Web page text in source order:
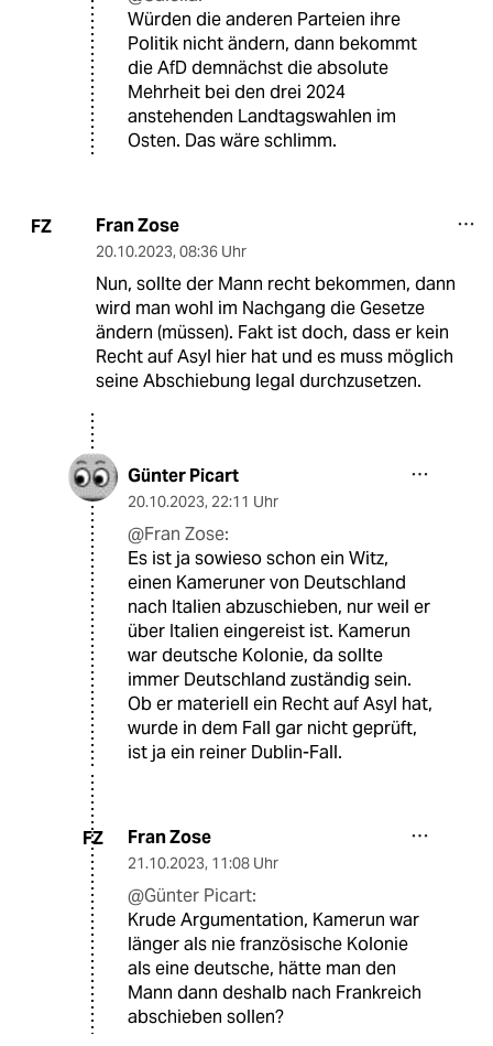
Würden die anderen Parteien ihre
Politik nicht ändern, dann bekommt
die AfD demnächst die absolute
Mehrheit bei den drei 2024
anstehenden Landtagswahlen im
Osten. Das wäre schlimm.
FZ Fran Zose
20.10.2023, 08:36 Uhr
Nun, sollte der Mann recht bekommen, dann
wird man wohl im Nachgang die Gesetze
ändern (müssen). Fakt ist doch, dass er kein
Recht auf Asyl hier hat und es muss möglich
seine Abschiebung legal durchzusetzen.
Günter Picart
20.10.2023, 22:11 Uhr
@Fran Zose:
Es ist ja sowieso schon ein Witz,
einen Kameruner von Deutschland
nach Italien abzuschieben, nur weil er
über Italien eingereist ist. Kamerun
war deutsche Kolonie, da sollte
immer Deutschland zuständig sein.
Ob er materiell ein Recht auf Asyl hat,
wurde in dem Fall gar nicht geprüft,
ist ja ein reiner Dublin-Fall.
FZ Fran Zose
21.10.2023, 11:08 Uhr
@Günter Picart:
Krude Argumentation, Kamerun war
länger als nie französische Kolonie
als eine deutsche, hätte man den
Mann dann deshalb nach Frankreich
abschieben sollen?